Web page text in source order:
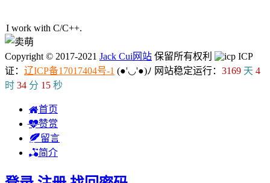
I work with C/C++V
Copyright © 2017-2021 Jack Cui网站 保留所有权利
ICP
证： 辽ICP备17017404号-1 (●'◡'●)ﾉ 网站稳定运行： 3169 天 4
时 34 分 16 秒
首页
赞赏
留言
简介